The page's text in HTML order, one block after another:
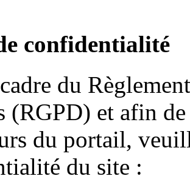
confidentialité
du
(RGPD) et afin
du portail,
du site :